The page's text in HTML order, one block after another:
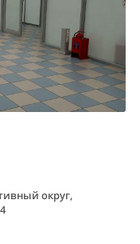
округ,